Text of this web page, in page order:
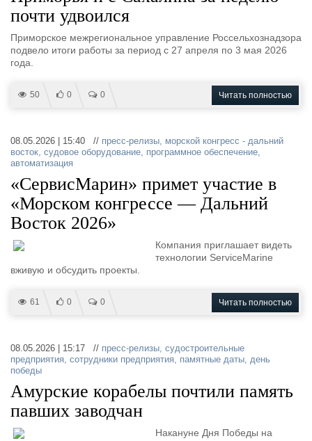
почти удвоился
Приморское межрегиональное управление Россельхознадзора
подвело итоги работы за период с 27 апреля по 3 мая 2026
года.
50 0 0 Читать полностью
08.05.2026 | 15:40 // пресс-релизы, морской конгресс - дальний
восток, судовое оборудование, программное обеспечение,
автоматизация
«СервисМарин» примет участие в
«Морском конгрессе — Дальний
Восток 2026»
Компания приглашает видеть
технологии ServiceMarine
вживую и обсудить проекты.
61 0 0 Читать полностью
08.05.2026 | 15:17 // пресс-релизы, судостроительные
предприятия, сотрудники предприятия, памятные даты, день
победы
Амурские корабелы почтили память
павших заводчан
Накануне Дня Победы на